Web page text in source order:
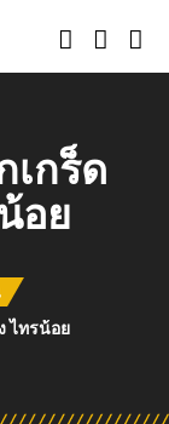
เกร็ด
อย
ไทรน้อย